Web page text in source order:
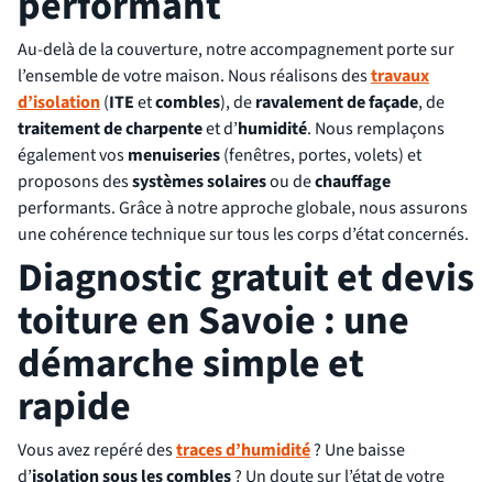
Au-delà de la couverture, notre accompagnement porte sur
l’ensemble de votre maison. Nous réalisons destravaux
d’isolation(ITEetcombles), deravalement de façade, de
traitement de charpenteet d’humidité. Nous remplaçons
également vosmenuiseries(fenêtres, portes, volets) et
proposons dessystèmes solairesou dechauffage
performants. Grâce à notre approche globale, nous assurons
une cohérence technique sur tous les corps d’état concernés.
Diagnostic gratuit et devis
toiture en Savoie : une
démarche simple et
rapide
Vous avez repéré destraces d’humidité? Une baisse
d’isolation sous les combles? Un doute sur l’état de votre